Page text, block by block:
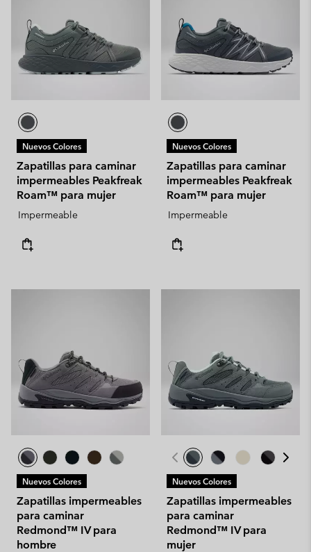
Nuevos Colores
Zapatillas para caminar
impermeables Peakfreak
Roam™ para mujer
Impermeable
Nuevos Colores
Zapatillas para caminar
impermeables Peakfreak
Roam™ para mujer
Impermeable
Nuevos Colores
Zapatillas impermeables
para caminar
Redmond™ IV para
hombre
Nuevos Colores
Zapatillas impermeables
para caminar
Redmond™ IV para
mujer